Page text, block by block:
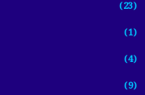
(23)
(1)
(4)
(9)